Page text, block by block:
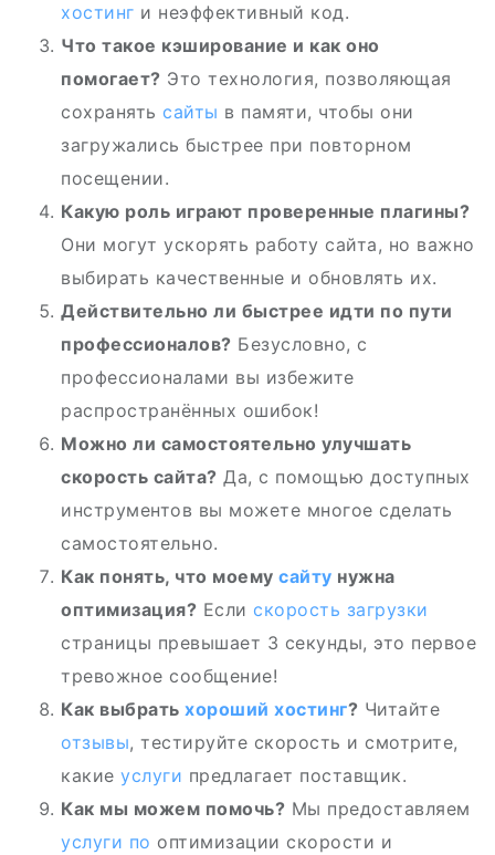
хостинг и неэффективный код.
Что такое кэширование и как оно
помогает? Это технология, позволяющая
сохранять сайты в памяти, чтобы они
загружались быстрее при повторном
посещении.
Какую роль играют проверенные плагины?
Они могут ускорять работу сайта, но важно
выбирать качественные и обновлять их.
Действительно ли быстрее идти по пути
профессионалов? Безусловно, с
профессионалами вы избежите
распространённых ошибок!
Можно ли самостоятельно улучшать
скорость сайта? Да, с помощью доступных
инструментов вы можете многое сделать
самостоятельно.
Как понять, что моему сайту нужна
оптимизация? Если скорость загрузки
страницы превышает 3 секунды, это первое
тревожное сообщение!
Как выбрать хороший хостинг? Читайте
отзывы, тестируйте скорость и смотрите,
какие услуги предлагает поставщик.
Как мы можем помочь? Мы предоставляем
услуги по оптимизации скорости и